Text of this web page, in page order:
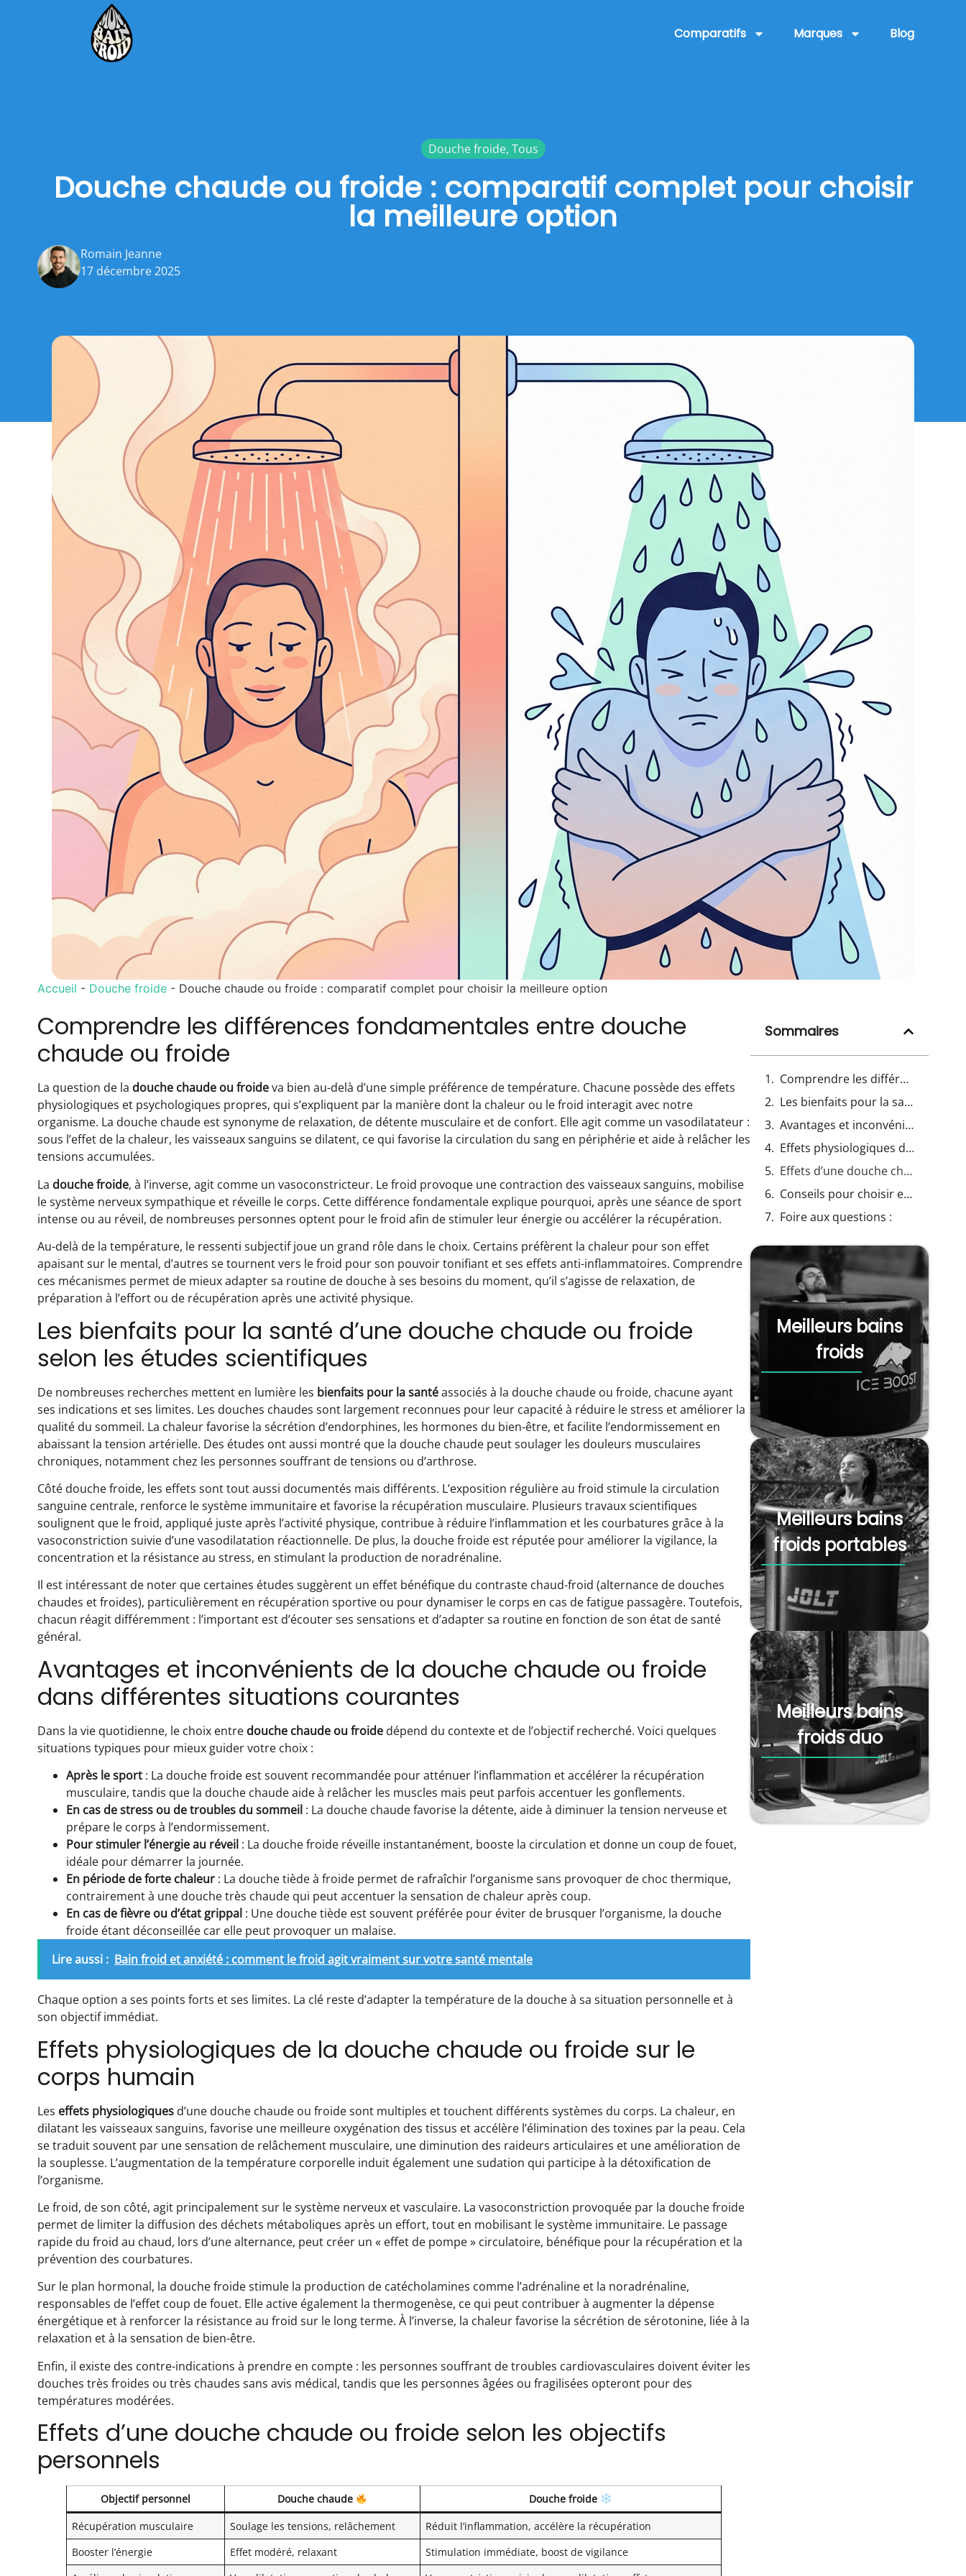
Comparatifs Marques Blog
Douche froide, Tous
Douche chaude ou froide : comparatif complet pour choisir
la meilleure option
Romain Jeanne
17 décembre 2025
Accueil - Douche froide - Douche chaude ou froide : comparatif complet pour choisir la meilleure option
Comprendre les différences fondamentales entre douche
chaude ou froide
La question de la douche chaude ou froideva bien au-delà d’une simple préférence de température. Chacune possède des effets
physiologiques et psychologiques propres, qui s’expliquent par la manière dont la chaleur ou le froid interagit avec notre
organisme. La douche chaude est synonyme de relaxation, de détente musculaire et de confort. Elle agit comme un vasodilatateur :
sous l’effet de la chaleur, les vaisseaux sanguins se dilatent, ce qui favorise la circulation du sang en périphérie et aide à relâcher les
tensions accumulées.
La douche froide, à l’inverse, agit comme un vasoconstricteur. Le froid provoque une contraction des vaisseaux sanguins, mobilise
le système nerveux sympathique et réveille le corps. Cette différence fondamentale explique pourquoi, après une séance de sport
intense ou au réveil, de nombreuses personnes optent pour le froid afin de stimuler leur énergie ou accélérer la récupération.
Au-delà de la température, le ressenti subjectif joue un grand rôle dans le choix. Certains préfèrent la chaleur pour son effet
apaisant sur le mental, d’autres se tournent vers le froid pour son pouvoir tonifiant et ses effets anti-inflammatoires. Comprendre
ces mécanismes permet de mieux adapter sa routine de douche à ses besoins du moment, qu’il s’agisse de relaxation, de
préparation à l’effort ou de récupération après une activité physique.
Les bienfaits pour la santé d’une douche chaude ou froide
selon les études scientifiques
De nombreuses recherches mettent en lumière les bienfaits pour la santéassociés à la douche chaude ou froide, chacune ayant
ses indications et ses limites. Les douches chaudes sont largement reconnues pour leur capacité à réduire le stress et améliorer la
qualité du sommeil. La chaleur favorise la sécrétion d’endorphines, les hormones du bien-être, et facilite l’endormissement en
abaissant la tension artérielle. Des études ont aussi montré que la douche chaude peut soulager les douleurs musculaires
chroniques, notamment chez les personnes souffrant de tensions ou d’arthrose.
Côté douche froide, les effets sont tout aussi documentés mais différents. L’exposition régulière au froid stimule la circulation
sanguine centrale, renforce le système immunitaire et favorise la récupération musculaire. Plusieurs travaux scientifiques
soulignent que le froid, appliqué juste après l’activité physique, contribue à réduire l’inflammation et les courbatures grâce à la
vasoconstriction suivie d’une vasodilatation réactionnelle. De plus, la douche froide est réputée pour améliorer la vigilance, la
concentration et la résistance au stress, en stimulant la production de noradrénaline.
Il est intéressant de noter que certaines études suggèrent un effet bénéfique du contraste chaud-froid (alternance de douches
chaudes et froides), particulièrement en récupération sportive ou pour dynamiser le corps en cas de fatigue passagère. Toutefois,
chacun réagit différemment : l’important est d’écouter ses sensations et d’adapter sa routine en fonction de son état de santé
général.
Avantages et inconvénients de la douche chaude ou froide
dans différentes situations courantes
Dans la vie quotidienne, le choix entre douche chaude ou froide dépend du contexte et de l’objectif recherché. Voici quelques
situations typiques pour mieux guider votre choix :
Après le sport : La douche froide est souvent recommandée pour atténuer l’inflammation et accélérer la récupération
musculaire, tandis que la douche chaude aide à relâcher les muscles mais peut parfois accentuer les gonflements.
En cas de stress ou de troubles du sommeil : La douche chaude favorise la détente, aide à diminuer la tension nerveuse et
prépare le corps à l’endormissement.
Pour stimuler l’énergie au réveil : La douche froide réveille instantanément, booste la circulation et donne un coup de fouet,
idéale pour démarrer la journée.
En période de forte chaleur : La douche tiède à froide permet de rafraîchir l’organisme sans provoquer de choc thermique,
contrairement à une douche très chaude qui peut accentuer la sensation de chaleur après coup.
En cas de fièvre ou d’état grippal : Une douche tiède est souvent préférée pour éviter de brusquer l’organisme, la douche
froide étant déconseillée car elle peut provoquer un malaise.
Lire aussi : Bain froid et anxiété : comment le froid agit vraiment sur votre santé mentale
Chaque option a ses points forts et ses limites. La clé reste d’adapter la température de la douche à sa situation personnelle et à
son objectif immédiat.
Effets physiologiques de la douche chaude ou froide sur le
corps humain
Les effets physiologiques d’une douche chaude ou froide sont multiples et touchent différents systèmes du corps. La chaleur, en
dilatant les vaisseaux sanguins, favorise une meilleure oxygénation des tissus et accélère l’élimination des toxines par la peau. Cela
se traduit souvent par une sensation de relâchement musculaire, une diminution des raideurs articulaires et une amélioration de
la souplesse. L’augmentation de la température corporelle induit également une sudation qui participe à la détoxification de
l’organisme.
Le froid, de son côté, agit principalement sur le système nerveux et vasculaire. La vasoconstriction provoquée par la douche froide
permet de limiter la diffusion des déchets métaboliques après un effort, tout en mobilisant le système immunitaire. Le passage
rapide du froid au chaud, lors d’une alternance, peut créer un « effet de pompe » circulatoire, bénéfique pour la récupération et la
prévention des courbatures.
Sur le plan hormonal, la douche froide stimule la production de catécholamines comme l’adrénaline et la noradrénaline,
responsables de l’effet coup de fouet. Elle active également la thermogenèse, ce qui peut contribuer à augmenter la dépense
énergétique et à renforcer la résistance au froid sur le long terme. À l’inverse, la chaleur favorise la sécrétion de sérotonine, liée à la
relaxation et à la sensation de bien-être.
Enfin, il existe des contre-indications à prendre en compte : les personnes souffrant de troubles cardiovasculaires doivent éviter les
douches très froides ou très chaudes sans avis médical, tandis que les personnes âgées ou fragilisées opteront pour des
températures modérées.
Effets d’une douche chaude ou froide selon les objectifs
personnels
Objectif personnel Douche chaude
Douche froide
Récupération musculaire
Soulage les tensions, relâchement
Réduit l’inflammation, accélère la récupération
Booster l’énergie
Effet modéré, relaxant
Stimulation immédiate, boost de vigilance
Sommaires
Comprendre les différences fondamentales entre douche chaude ou froide
Les bienfaits pour la santé d’une douche chaude ou froide selon les études scientifiques
Avantages et inconvénients de la douche chaude ou froide dans différentes situations courantes
Effets physiologiques de la douche chaude ou froide sur le corps humain
Effets d’une douche chaude ou froide selon les objectifs personnels
Conseils pour choisir entre douche chaude ou froide en fonction de vos besoins spécifiques
Foire aux questions :
Meilleurs bains
froids
Meilleurs bains
froids portables
Meilleurs bains
froids duo